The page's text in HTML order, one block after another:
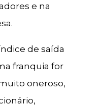
e na
de saída
franquia for
oneroso,